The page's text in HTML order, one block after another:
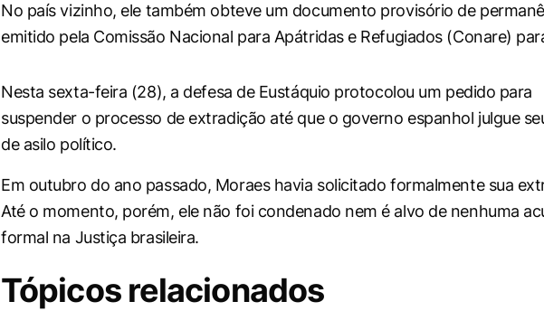
No país vizinho, ele também obteve um documento provisório de
emitido pela Comissão Nacional para Apátridas e Refugiados (Conare)
Nesta sexta-feira (28), a defesa de Eustáquio protocolou um pedido para
suspender o processo de extradição até que o governo espanhol julgue
de asilo político.
Em outubro do ano passado, Moraes havia solicitado formalmente sua
Até o momento, porém, ele não foi condenado nem é alvo de nenhuma
formal na Justiça brasileira.
Tópicos relacionados